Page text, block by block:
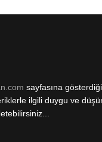
sayfasına
ilgili duygu ve